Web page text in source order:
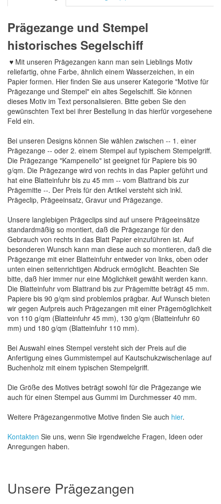
Prägezange und Stempel
historisches Segelschiff
♥ Mit unseren Prägezangen kann man sein Lieblings Motiv
reliefartig, ohne Farbe, ähnlich einem Wasserzeichen, in ein
Papier formen. Hier finden Sie aus unserer Kategorie "Motive für
Prägezange und Stempel" ein altes Segelschiff. Sie können
dieses Motiv im Text personalisieren. Bitte geben Sie den
gewünschten Text bei ihrer Bestellung in das hierfür vorgesehene
Feld ein.
Bei unseren Designs können Sie wählen zwischen -- 1. einer
Prägezange -- oder 2. einem Stempel auf typischem Stempelgriff.
Die Prägezange "Kampenello" ist geeignet für Papiere bis 90
g/qm. Die Prägezange wird von rechts in das Papier geführt und
hat eine Blatteinfuhr bis zu 45 mm -- vom Blattrand bis zur
Prägemitte --. Der Preis für den Artikel versteht sich inkl.
Prägeclip, Prägeeinsatz, Gravur und Prägezange.
Unsere langlebigen Prägeclips sind auf unsere Prägeeinsätze
standardmäßig so montiert, daß die Prägezange für den
Gebrauch von rechts in das Blatt Papier einzuführen ist. Auf
besonderen Wunsch kann man diese auch so montieren, daß die
Prägezange mit einer Blatteinfuhr entweder von links, oben oder
unten einen seitenrichtigen Abdruck ermöglicht. Beachten Sie
bitte, daß hier immer nur eine Möglichkeit gewählt werden kann.
Die Blatteinfuhr vom Blattrand bis zur Prägemitte beträgt 45 mm.
Papiere bis 90 g/qm sind problemlos prägbar. Auf Wunsch bieten
wir gegen Aufpreis auch Prägezangen mit einer Prägemöglichkeit
von 110 g/qm (Blatteinfuhr 45 mm), 130 g/qm (Blatteinfuhr 60
mm) und 180 g/qm (Blatteinfuhr 110 mm).
Bei Auswahl eines Stempel versteht sich der Preis auf die
Anfertigung eines Gummistempel auf Kautschukzwischenlage auf
Buchenholz mit einem typischen Stempelgriff.
Die Größe des Motives beträgt sowohl für die Prägezange wie
auch für einen Stempel aus Gummi im Durchmesser 40 mm.
Weitere Prägezangenmotive Motive finden Sie auch hier.
Kontakten Sie uns, wenn Sie irgendwelche Fragen, Ideen oder
Anregungen haben.
Unsere Prägezangen